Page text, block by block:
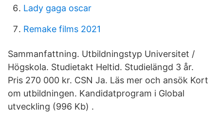
Lady gaga oscar
Remake films 2021
Sammanfattning. Utbildningstyp Universitet /
Högskola. Studietakt Heltid. Studielängd 3 år.
Pris 270 000 kr. CSN Ja. Läs mer och ansök Kort
om utbildningen. Kandidatprogram i Global
utveckling (996 Kb) .